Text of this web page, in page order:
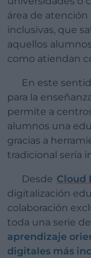
área de atención
inclusivas, que
aquellos
como atiendan
En este sentido, las posibilidades tecnológicas
para la
permite a
alumnos una
gracias a
tradicional sería
Desde Cloud
digitalización
colaboración
toda una serie de
aprendizaje
digitales más